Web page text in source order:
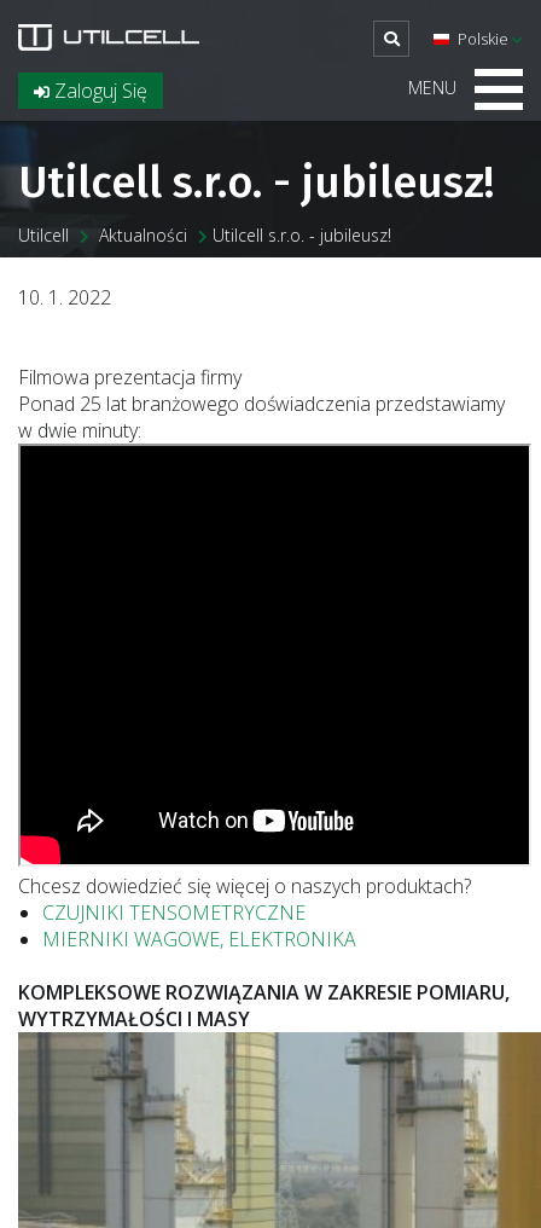
Zaloguj Się
Polskie
MENU
Utilcell s.r.o. - jubileusz!
Utilcell Aktualności Utilcell s.r.o. - jubileusz!
10. 1. 2022
Filmowa prezentacja firmy
Ponad 25 lat branżowego doświadczenia przedstawiamy
w dwie minuty:
Chcesz dowiedzieć się więcej o naszych produktach?
CZUJNIKI TENSOMETRYCZNE
MIERNIKI WAGOWE, ELEKTRONIKA
KOMPLEKSOWE ROZWIĄZANIA W ZAKRESIE POMIARU,
WYTRZYMAŁOŚCI I MASY